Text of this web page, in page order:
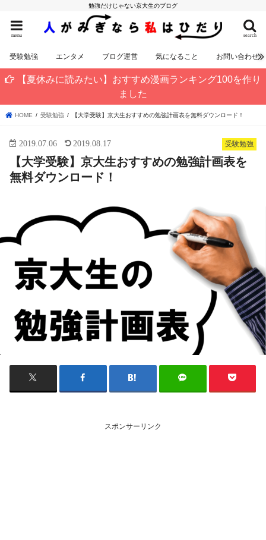
勉強だけじゃない京大生のブログ
search
menu
受験勉強 エンタメ ブログ運営 気になること お問い合わせ
【夏休みに読みたい】おすすめ漫画ランキング100を作り
ました
HOME 受験勉強 【大学受験】京大生おすすめの勉強計画表を無料ダウンロード！
受験勉強
2019.07.06 2019.08.17
【大学受験】京大生おすすめの勉強計画表を
無料ダウンロード！
スポンサーリンク